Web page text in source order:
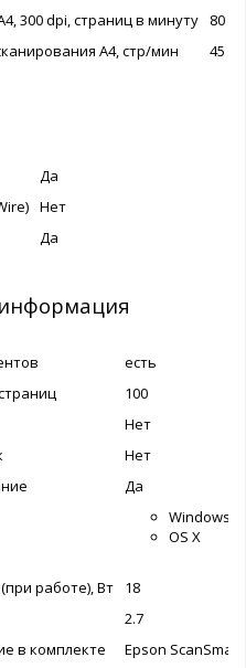
300 dpi, страниц в минуту
80
А4, стр/мин
45
Да
Нет
Да
есть
100
Нет
Нет
Да
Windows
OS X
работе), Вт
18
2.7
в комплекте
Epson ScanSmart